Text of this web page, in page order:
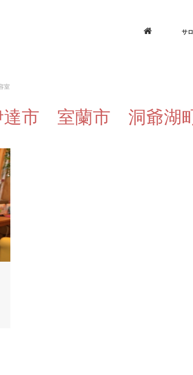
サ
室
達市 室蘭市 洞爺